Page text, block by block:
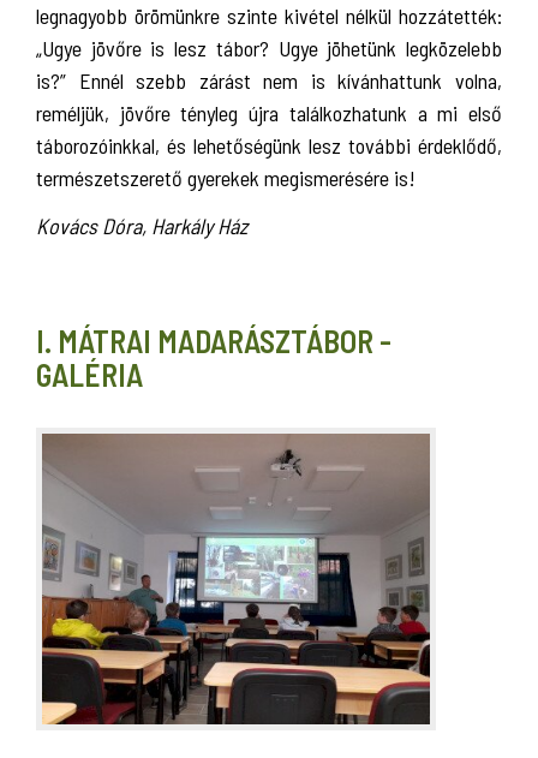
legnagyobb örömünkre szinte kivétel nélkül hozzátették:
„Ugye jövőre is lesz tábor? Ugye jöhetünk legközelebb
is?” Ennél szebb zárást nem is kívánhattunk volna,
reméljük, jövőre tényleg újra találkozhatunk a mi első
táborozóinkkal, és lehetőségünk lesz további érdeklődő,
természetszerető gyerekek megismerésére is!
Kovács Dóra, Harkály Ház
I. MÁTRAI MADARÁSZTÁBOR -
GALÉRIA